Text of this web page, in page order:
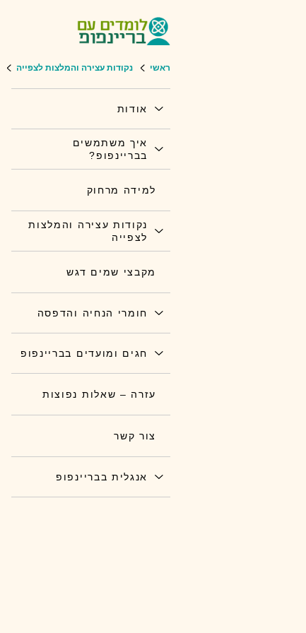
ראשי נקודות עצירה והמלצות לצפייה
אודות
איך משתמשים
בבריינפופ?
למידה מרחוק
נקודות עצירה והמלצות
לצפייה
מקבצי שמים דגש
חומרי הנחיה והדפסה
חגים ומועדים בבריינפופ
עזרה – שאלות נפוצות
צור קשר
אנגלית בבריינפופ